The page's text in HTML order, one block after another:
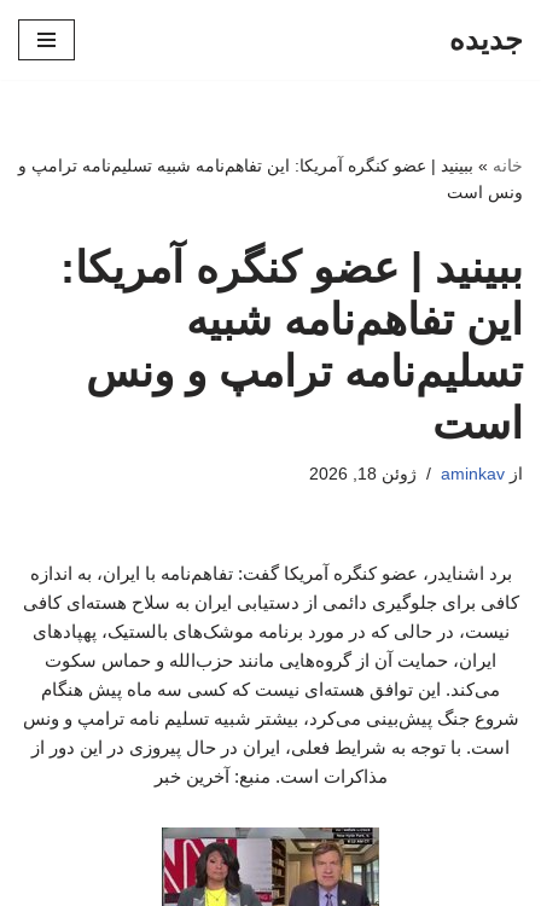
جدیده
خانه » ببینید | عضو کنگره آمریکا: این تفاهم‌نامه شبیه تسلیم‌نامه ترامپ و
ونس است
ببینید | عضو کنگره آمریکا:
این تفاهم‌نامه شبیه
تسلیم‌نامه ترامپ و ونس
است
از aminkav ژوئن 18, 2026
برد اشنایدر، عضو کنگره آمریکا گفت: تفاهم‌نامه با ایران، به اندازه
کافی برای جلوگیری دائمی از دستیابی ایران به سلاح هسته‌ای کافی
نیست، در حالی که در مورد برنامه موشک‌های بالستیک، پهپادهای
ایران، حمایت آن از گروه‌هایی مانند حزب‌الله و حماس سکوت
می‌کند. این توافق هسته‌ای نیست که کسی سه ماه پیش هنگام
شروع جنگ پیش‌بینی می‌کرد، بیشتر شبیه تسلیم نامه ترامپ و ونس
است. با توجه به شرایط فعلی، ایران در حال پیروزی در این دور از
مذاکرات است. منبع: آخرین خبر